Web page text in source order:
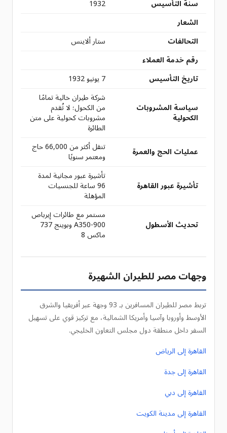
سنة التأسيس
1932
الشعار
التحالفات
ستار ألاينس
رقم خدمة العملاء
تاريخ التأسيس
7 يونيو 1932
سياسة المشروبات
الكحولية
شركة طيران خالية تمامًا
من الكحول؛ لا تُقدم
مشروبات كحولية على متن
الطائرة
عمليات الحج والعمرة
تنقل أكثر من 66,000 حاج
ومعتمر سنويًا
تأشيرة عبور القاهرة
تأشيرة عبور مجانية لمدة
96 ساعة للجنسيات
المؤهلة
تحديث الأسطول
مستمر مع طائرات إيرباص
A350-900 وبوينج 737
ماكس 8
وجهات مصر للطيران الشهيرة
تربط مصر للطيران المسافرين بـ 93 وجهة عبر أفريقيا والشرق
الأوسط وأوروبا وآسيا وأمريكا الشمالية، مع تركيز قوي على تسهيل
السفر داخل منطقة دول مجلس التعاون الخليجي.
القاهرة إلى الرياض
القاهرة إلى جدة
القاهرة إلى دبي
القاهرة إلى مدينة الكويت